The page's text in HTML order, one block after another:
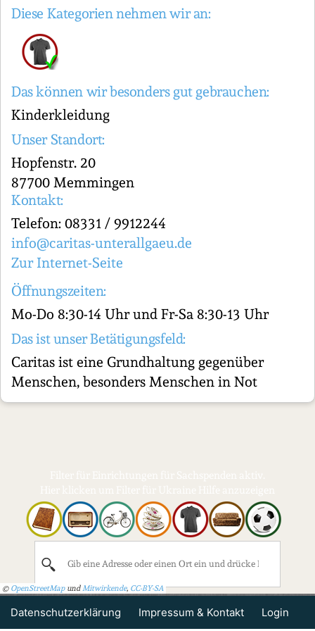
© OpenStreetMapundMitwirkende, CC-BY-SA
Diese Kategorien nehmen wir an:
Das können wir besonders gut gebrauchen:
Kinderkleidung
Unser Standort:
Hopfenstr. 20
87700 Memmingen
Kontakt:
Telefon: 08331 / 9912244
info@caritas-unterallgaeu.de
Zur Internet-Seite
Öffnungszeiten:
Mo-Do 8:30-14 Uhr und Fr-Sa 8:30-13 Uhr
Das ist unser Betätigungsfeld:
Caritas ist eine Grundhaltung gegenüber
Menschen, besonders Menschen in Not
Datenschutzerklärung Impressum & Kontakt Login
WordPress Cookie Hinweis von Real Cookie Banner